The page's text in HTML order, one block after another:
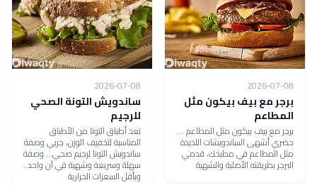
2026-07-08
برجر مع بيف بيكون مثل
المطاعم
برجر مع بيف بيكون مثل المطاعم ...
حضري أشهى الساندويشات اللذيذة
مثل المطاعم في مطبخك، قدمي
البرجر بطريقته الأصلية والشهية
2026-07-08
ساندويش التونة الصحي
للرجيم
تعد أطباق التونا من الأطباق
المناسبة لتخفيف الوزن، جربي وصفة
ساندويش التونا لرجيم صحي... وصفة
سهلة وسريعة وشهية في آن واحد..
وبأقل السعرات الحرارية